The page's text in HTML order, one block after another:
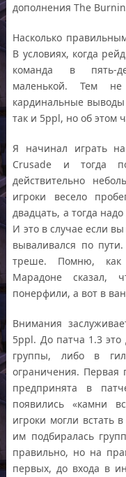
дополнения The
Насколько
В условиях, когда
команда в пять-
маленькой. Тем не
кардинальные выводы
так и 5ppl, но об этом
Я начинал играть
Crusade и тогда
действительно
игроки весело
двадцать, а тогда
И это в случае если
вываливался по
треше. Помню, как
Марадоне сказал,
понерфили, а вот в
Внимания
5ppl. До патча 1.3 это
группы, либо в
ограничения. Первая
предпринята в
появились «камни
игроки могли встать
им подбиралась
правильно, но на
первых, до входа в